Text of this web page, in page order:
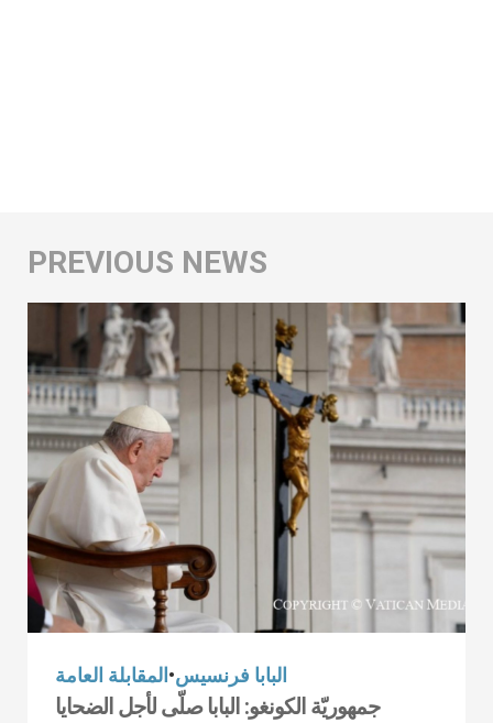
البابا فرنسيس• المقابلة العامة
جمهوريّة الكونغو: البابا صلّى لأجل الضحايا